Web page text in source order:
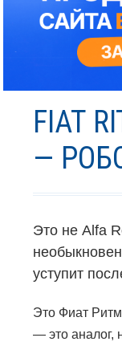
FIAT
—
Это неAlfa
уступит
Это Фиат
—это